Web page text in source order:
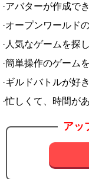
·アバターが作成で
·オープンワールド
·人気なゲームを探
·簡単操作のゲーム
·ギルドバトルが好き
·忙しくて、時間が
アッ